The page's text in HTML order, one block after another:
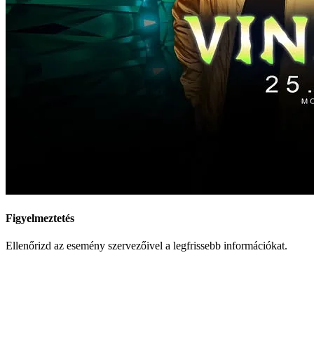
Figyelmeztetés
Ellenőrizd az esemény szervezőivel a legfrissebb információkat.